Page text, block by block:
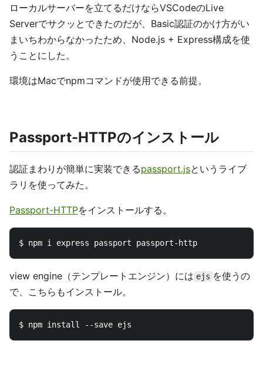
ローカルサーバーを立てるだけならVSCodeのLive
Serverでサクッとできたのだが、Basic認証のかけ方がい
まいちわからなかったため、Node.js + Express構成を使
うことにした。
環境はMacでnpmコマンドが使用できる前提。
Passport-HTTPのインストール
認証まわりが簡単に実装できるpassport.jsというライブ
ラリを使ってみた。
Passport-HTTPをインストールする。
view engine（テンプレートエンジン）には ejs を使うの
で、こちらもインストール。